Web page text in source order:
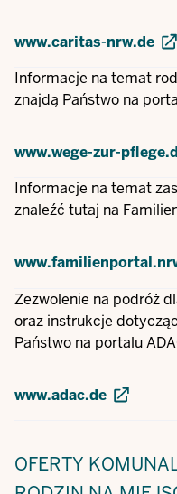
www.caritas-nrw.de
Informacje na temat
znajdą Państwo na
www.wege-zur-
Informacje na temat
znaleźć tutaj na
Zezwolenie na podróż
oraz instrukcje
Państwo na portalu
www.adac.de
OFERTY